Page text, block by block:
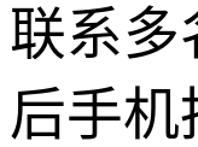
联系多
后手机